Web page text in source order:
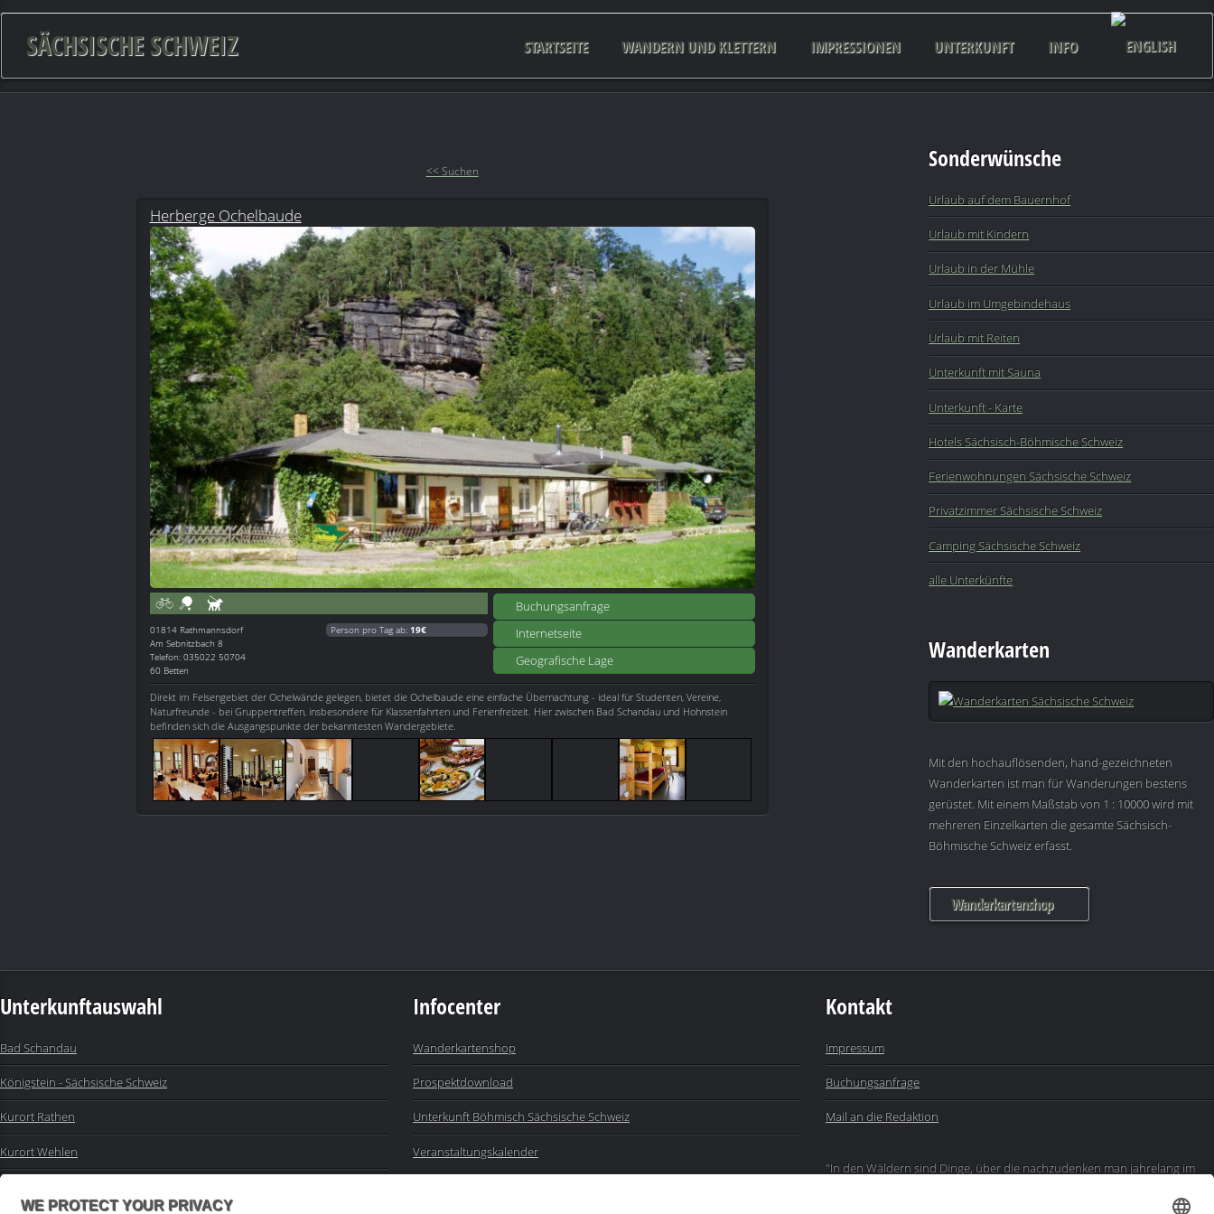
SÄCHSISCHE SCHWEIZ STARTSEITE WANDERN UND KLETTERN IMPRESSIONEN UNTERKUNFT INFO
<< Suchen
Herberge Ochelbaude
Buchungsanfrage
Internetseite
Geografische Lage
01814 Rathmannsdorf
Am Sebnitzbach 8
Telefon: 035022 50704
60 Betten
Person pro Tag ab: 19€
Direkt im Felsengebiet der Ochelwände gelegen, bietet die Ochelbaude eine einfache Übernachtung - ideal für Studenten, Vereine,
Naturfreunde - bei Gruppentreffen, insbesondere für Klassenfahrten und Ferienfreizeit. Hier zwischen Bad Schandau und Hohnstein
befinden sich die Ausgangspunkte der bekanntesten Wandergebiete.
Sonderwünsche
Urlaub auf dem Bauernhof
Urlaub mit Kindern
Urlaub in der Mühle
Urlaub im Umgebindehaus
Urlaub mit Reiten
Unterkunft mit Sauna
Unterkunft - Karte
Hotels Sächsisch-Böhmische Schweiz
Ferienwohnungen Sächsische Schweiz
Privatzimmer Sächsische Schweiz
Camping Sächsische Schweiz
alle Unterkünfte
Wanderkarten
Mit den hochauflösenden, hand-gezeichneten
Wanderkarten ist man für Wanderungen bestens
gerüstet. Mit einem Maßstab von 1 : 10000 wird mit
mehreren Einzelkarten die gesamte Sächsisch-
Böhmische Schweiz erfasst.
Wanderkartenshop
Unterkunftauswahl
Bad Schandau
Königstein - Sächsische Schweiz
Kurort Rathen
Kurort Wehlen
Infocenter
Wanderkartenshop
Prospektdownload
Unterkunft Böhmisch Sächsische Schweiz
Veranstaltungskalender
Kontakt
Impressum
Buchungsanfrage
Mail an die Redaktion
"In den Wäldern sind Dinge, über die nachzudenken man jahrelang im